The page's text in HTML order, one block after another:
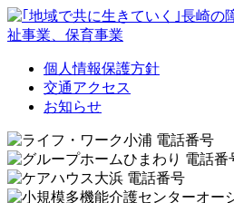
個人情報保護方針
交通アクセス
お知らせ